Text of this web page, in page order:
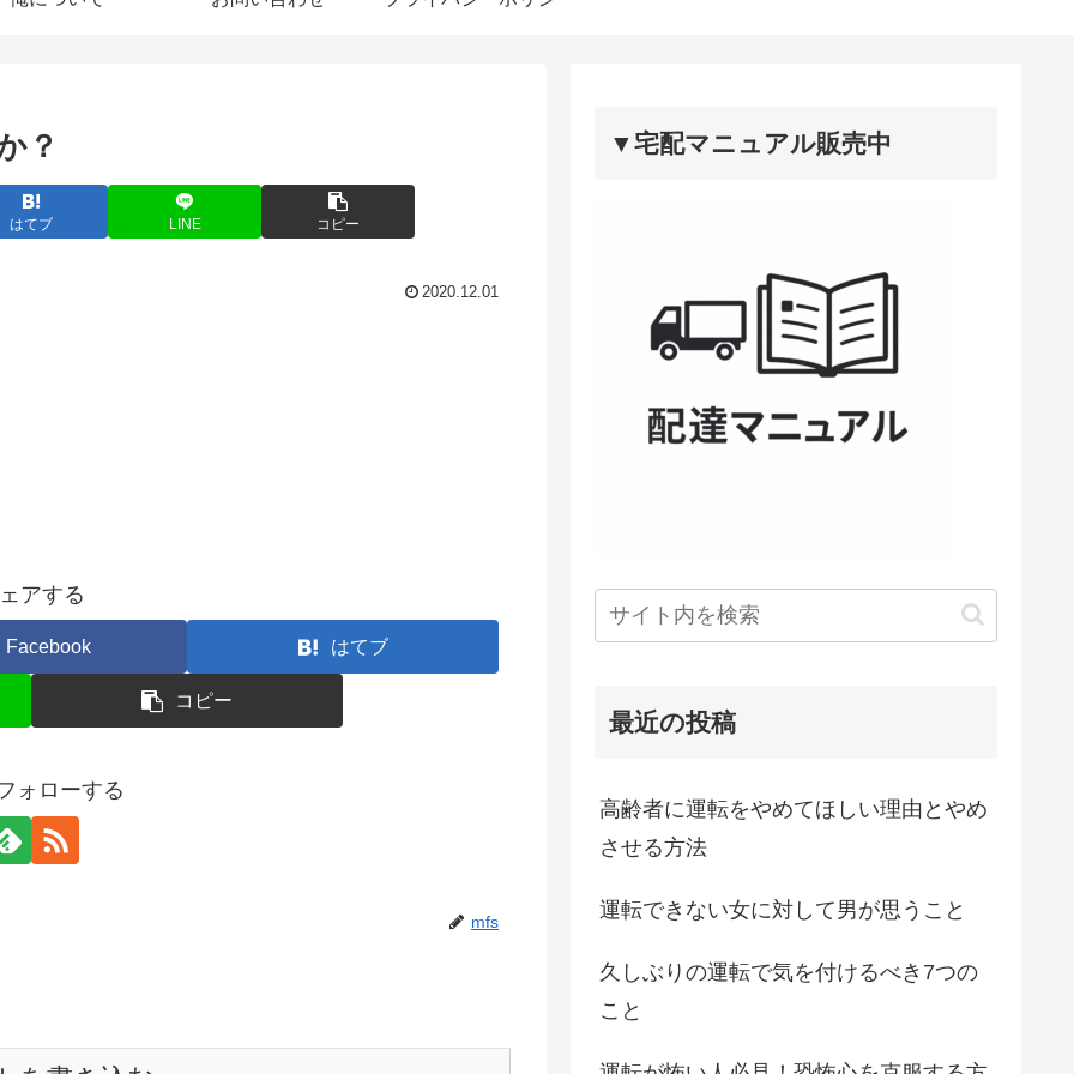
？
はてブ LINE コピー
2020.12.01
アする
Facebook はてブ
コピー
ォローする
mfs
▼宅配マニュアル販売中
最近の投稿
高齢者に運転をやめてほしい理由とやめ
させる方法
運転できない女に対して男が思うこと
久しぶりの運転で気を付けるべき7つの
こと